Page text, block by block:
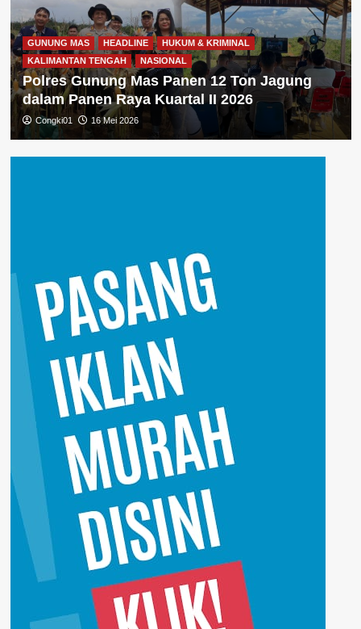
GUNUNG MAS HEADLINE
HUKUM & KRIMINAL
KALIMANTAN TENGAH
NASIONAL
Polres Gunung Mas Panen 12 Ton Jagung
dalam Panen Raya Kuartal II 2026
Congki01 16 Mei 2026